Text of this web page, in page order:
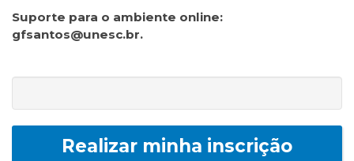
Suporte para o ambiente online:
gfsantos@unesc.br.
Realizar minha inscrição